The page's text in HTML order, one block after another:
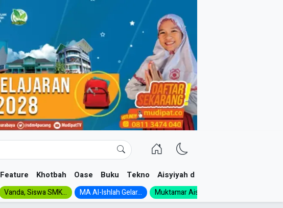
Feature Khotbah Oase Buku Tekno Aisyiyah dan NA
Vanda, Siswa SMK... MA Al-Ishlah Gelar... Muktamar Aisyiyah 1926:...